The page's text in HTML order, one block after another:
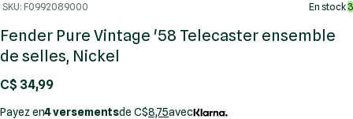
SKU: F0992089000 En stock 3
Fender Pure Vintage '58 Telecaster ensemble
de selles, Nickel
C$ 34,99
Payez en4 versementsde C$8,75avec